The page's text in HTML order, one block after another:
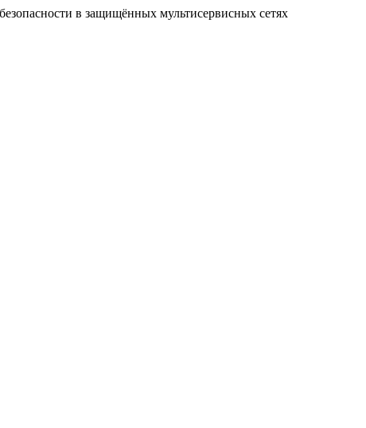
в защищённых мультисервисных сетях